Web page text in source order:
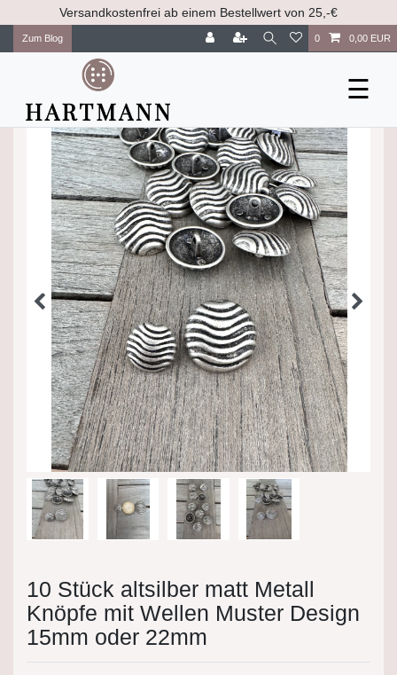
Versandkostenfrei ab einem Bestellwert von 25,-€
Zum Blog 0 0,00 EUR
☰
10 Stück altsilber matt Metall
Knöpfe mit Wellen Muster Design
15mm oder 22mm